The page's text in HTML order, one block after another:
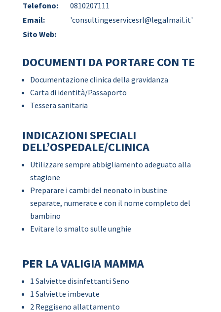
Telefono:
0810207111
Email:
'consultingeservicesrl@legalmail.it'
Sito Web:
DOCUMENTI DA PORTARE CON TE
Documentazione clinica della gravidanza
Carta di identità/Passaporto
Tessera sanitaria
INDICAZIONI SPECIALI
DELL’OSPEDALE/CLINICA
Utilizzare sempre abbigliamento adeguato alla
stagione
Preparare i cambi del neonato in bustine
separate, numerate e con il nome completo del
bambino
Evitare lo smalto sulle unghie
PER LA VALIGIA MAMMA
1 Salviette disinfettanti Seno
1 Salviette imbevute
2 Reggiseno allattamento